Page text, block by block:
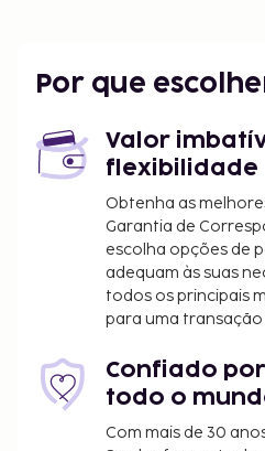
CHRISTUS Coushatta
O aeroporto principal mais
Antonio International
Multibanco/serviços
entre o leque de
complexo de
limitado no local. Não
recreativas e de
ainda churrasqueiras.
O alojamento irá solicitar-
seguintes custos. Podem
Por que
Valor
flexibilidade
Obtenha as
Garantia de
escolha opções de
adequam às suas
todos os principais
para uma transação
Confiado
todo o
Com mais de 30